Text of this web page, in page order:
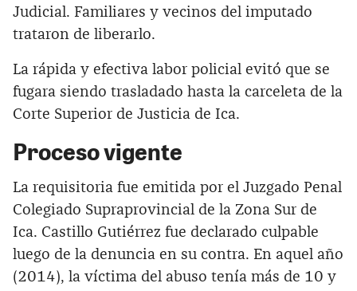
Judicial. Familiares y vecinos del imputado
trataron de liberarlo.
La rápida y efectiva labor policial evitó que se
fugara siendo trasladado hasta la carceleta de la
Corte Superior de Justicia de Ica.
Proceso vigente
La requisitoria fue emitida por el Juzgado Penal
Colegiado Supraprovincial de la Zona Sur de
Ica. Castillo Gutiérrez fue declarado culpable
luego de la denuncia en su contra. En aquel año
(2014), la víctima del abuso tenía más de 10 y